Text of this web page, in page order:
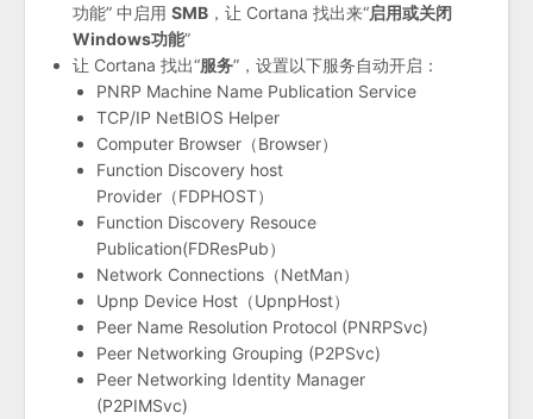
功能” 中启用 SMB ，让 Cortana 找出来“启用或关闭
Windows功能”
让 Cortana 找出“服务”，设置以下服务自动开启：
PNRP Machine Name Publication Service
TCP/IP NetBIOS Helper
Computer Browser（Browser）
Function Discovery host
Provider（FDPHOST）
Function Discovery Resouce
Publication(FDResPub）
Network Connections（NetMan）
Upnp Device Host（UpnpHost）
Peer Name Resolution Protocol (PNRPSvc)
Peer Networking Grouping (P2PSvc)
Peer Networking Identity Manager
(P2PIMSvc)